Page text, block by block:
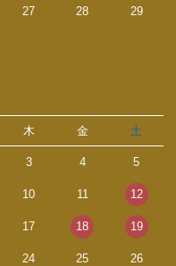
27 28 29
木 金 土
3 4 5
10 11 12
17 18 19
24 25 26